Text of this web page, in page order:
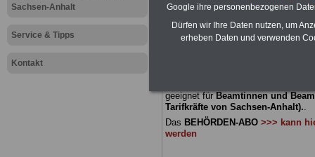
Sachsen-Anhalt
Service & Tipps
Kontakt
22,50 Euro: Wissenswertes für
und Beamte,
geeignet fürBeamtinnen und
Tarifkräfte von Sachsen-Anhalt)..
Das BEHÖRDEN-ABO >>> kann
werden
Google ihre personenbezogenen
Dürfen wir Ihre Daten nutzen, um
erheben Daten und verwenden